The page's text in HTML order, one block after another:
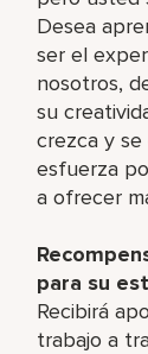
Desea
ser el
nosotros,
su
crezca y
esfuerza
a ofrecer
para su
Recibirá
trabajo a